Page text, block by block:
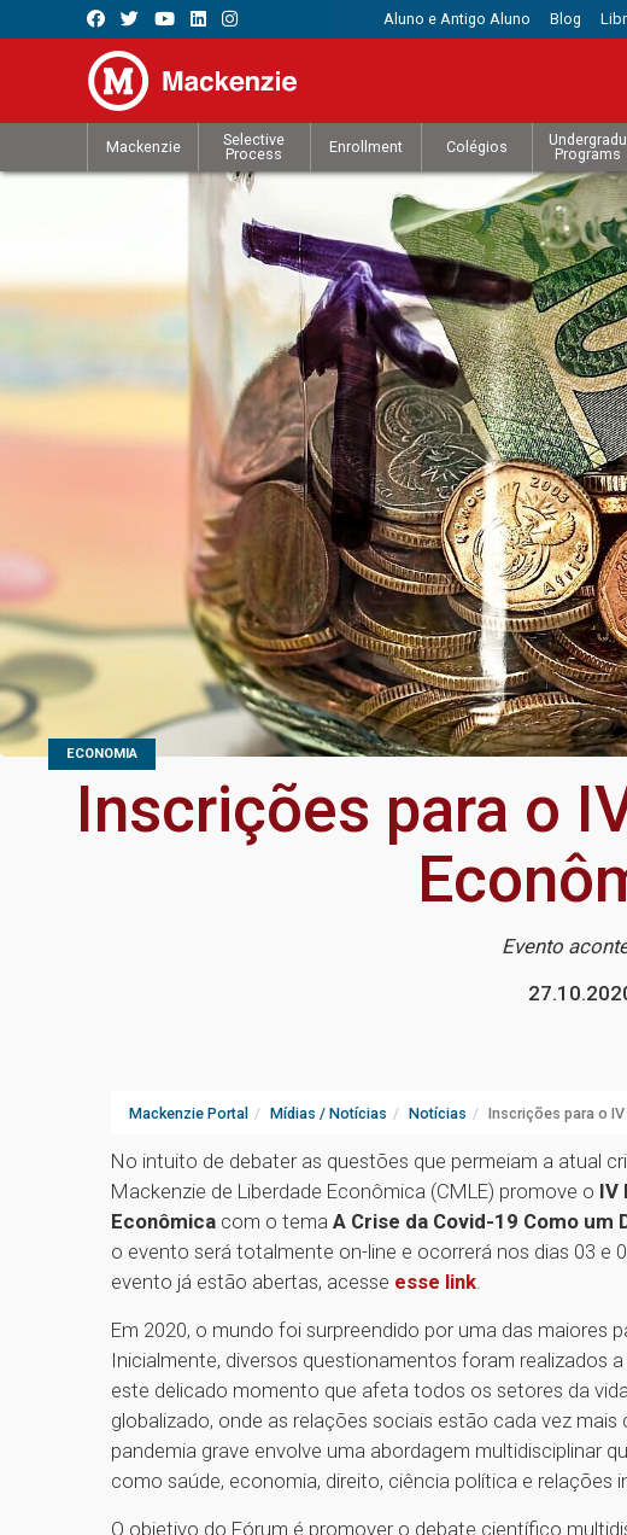
Aluno e Antigo Aluno Blog
Mackenzie
Selective
Process
Enrollment Colégios
Programs
ECONOMIA
Inscrições para o
Evento
Mackenzie Portal Mídias / Notícias Notícias Inscrições para o
No intuito de debater as questões que permeiam a atual
Mackenzie de Liberdade Econômica (CMLE) promove o IV
Econômica com o tema A Crise da Covid-19 Como um
o evento será totalmente on-line e ocorrerá nos dias 03 e
evento já estão abertas, acesse esse link.
Em 2020, o mundo foi surpreendido por uma das maiores
Inicialmente, diversos questionamentos foram realizados
este delicado momento que afeta todos os setores da
globalizado, onde as relações sociais estão cada vez
pandemia grave envolve uma abordagem multidisciplinar
como saúde, economia, direito, ciência política e relações
O objetivo do Fórum é promover o debate científico